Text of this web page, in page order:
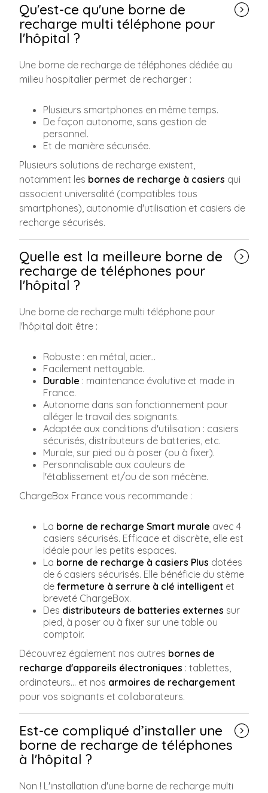
Qu'est-ce qu'une borne de
recharge multi téléphone pour
l'hôpital ?
Une borne de recharge de téléphones dédiée au
milieu hospitalier permet de recharger :
Plusieurs smartphones en même temps.
De façon autonome, sans gestion de
personnel.
Et de manière sécurisée.
Plusieurs solutions de recharge existent,
notamment les bornes de recharge à casiers qui
associent universalité (compatibles tous
smartphones), autonomie d'utilisation et casiers de
recharge sécurisés.
Quelle est la meilleure borne de
recharge de téléphones pour
l'hôpital ?
Une borne de recharge multi téléphone pour
l'hôpital doit être :
Robuste : en métal, acier...
Facilement nettoyable.
Durable : maintenance évolutive et made in
France.
Autonome dans son fonctionnement pour
alléger le travail des soignants.
Adaptée aux conditions d'utilisation : casiers
sécurisés, distributeurs de batteries, etc.
Murale, sur pied ou à poser (ou à fixer).
Personnalisable aux couleurs de
l'établissement et/ou de son mécène.
ChargeBox France vous recommande :
La borne de recharge Smart murale avec 4
casiers sécurisés. Efficace et discrète, elle est
idéale pour les petits espaces.
La borne de recharge à casiers Plus dotées
de 6 casiers sécurisés. Elle bénéficie du stème
de fermeture à serrure à clé intelligent et
breveté ChargeBox.
Des distributeurs de batteries externes sur
pied, à poser ou à fixer sur une table ou
comptoir.
Découvrez également nos autres bornes de
recharge d'appareils électroniques : tablettes,
ordinateurs... et nos armoires de rechargement
pour vos soignants et collaborateurs.
Est-ce compliqué d’installer une
borne de recharge de téléphones
à l'hôpital ?
Non ! L'installation d'une borne de recharge multi